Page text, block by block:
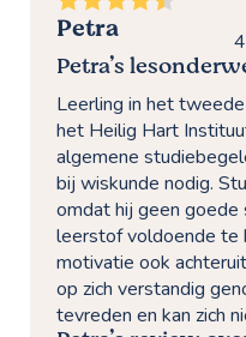
Petra
Petra’s
Leerling in het
het Heilig Hart
algemene
bij wiskunde nodig.
omdat hij geen
leerstof voldoende te
motivatie ook
op zich verstandig
tevreden en kan zich